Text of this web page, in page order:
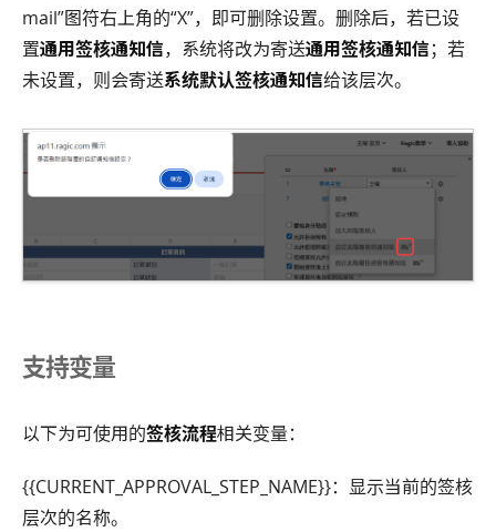
mail”图符右上角的“X”，即可删除设置。删除后，若已设
置通用签核通知信，系统将改为寄送通用签核通知信；若
未设置，则会寄送系统默认签核通知信给该层次。
支持变量
以下为可使用的签核流程相关变量：
{{CURRENT_APPROVAL_STEP_NAME}}：显示当前的签核
层次的名称。